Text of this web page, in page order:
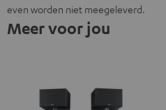
even worden niet meegeleverd.
Meer voor jou